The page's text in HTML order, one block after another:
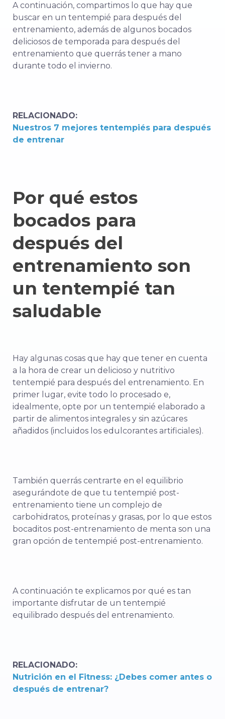
A continuación, compartimos lo que hay que
buscar en un tentempié para después del
entrenamiento, además de algunos bocados
deliciosos de temporada para después del
entrenamiento que querrás tener a mano
durante todo el invierno.
RELACIONADO:
Nuestros 7 mejores tentempiés para después
de entrenar
Por qué estos
bocados para
después del
entrenamiento son
un tentempié tan
saludable
Hay algunas cosas que hay que tener en cuenta
a la hora de crear un delicioso y nutritivo
tentempié para después del entrenamiento. En
primer lugar, evite todo lo procesado e,
idealmente, opte por un tentempié elaborado a
partir de alimentos integrales y sin azúcares
añadidos (incluidos los edulcorantes artificiales).
También querrás centrarte en el equilibrio
asegurándote de que tu tentempié post-
entrenamiento tiene un complejo de
carbohidratos, proteínas y grasas, por lo que estos
bocaditos post-entrenamiento de menta son una
gran opción de tentempié post-entrenamiento.
A continuación te explicamos por qué es tan
importante disfrutar de un tentempié
equilibrado después del entrenamiento.
RELACIONADO:
Nutrición en el Fitness: ¿Debes comer antes o
después de entrenar?